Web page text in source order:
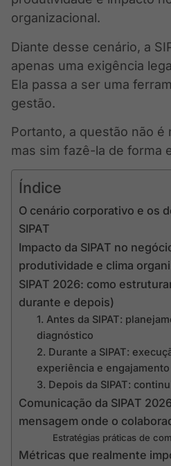
organizacional.
Diante desse cenário, a
apenas uma exigência
Ela passa a ser uma
gestão.
Portanto, a questão não é
mas sim fazê-la de forma
Índice
O cenário corporativo e os
SIPAT
Impacto da SIPAT no
produtividade e clima
SIPAT 2026: como
durante e depois)
1. Antes da SIPAT:
diagnóstico
2. Durante a SIPAT:
experiência e engajamento
3. Depois da SIPAT:
Comunicação da SIPAT
mensagem onde o
Estratégias práticas de
Métricas que realmente